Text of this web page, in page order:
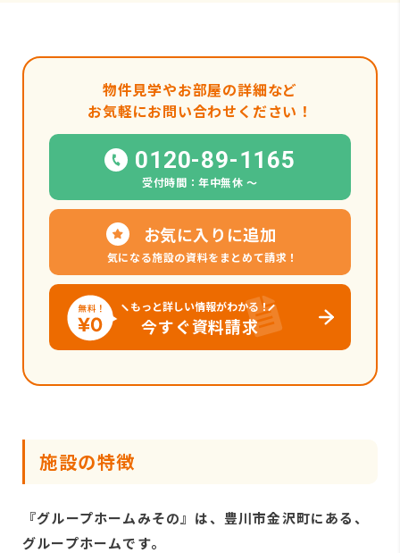
物件見学やお部屋の詳細など
お気軽にお問い合わせください！
0120-89-1165
受付時間：年中無休 〜
お気に入りに追加
気になる施設の資料をまとめて請求！
もっと詳しい情報がわかる！
今すぐ資料請求
施設の特徴
『グループホームみその』は、豊川市金沢町にある、
グループホームです。